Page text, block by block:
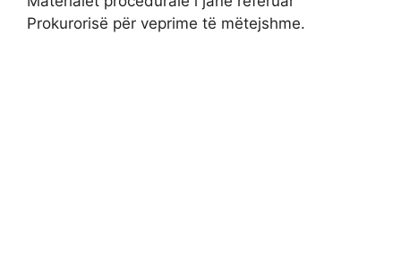
Prokurorisë për veprime të mëtejshme.